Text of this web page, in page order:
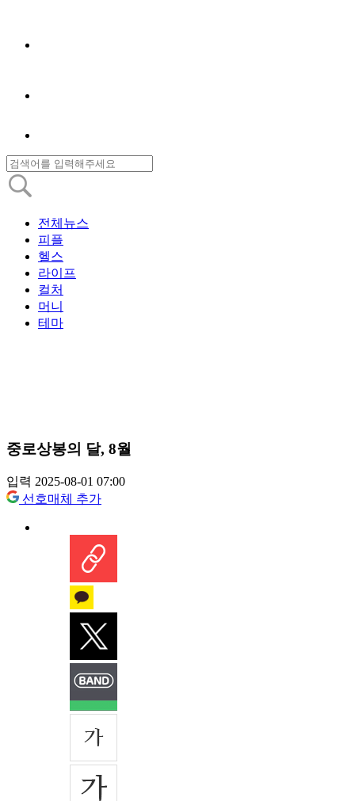
전체뉴스
피플
헬스
라이프
컬처
머니
테마
중로상봉의 달, 8월
입력 2025-08-01 07:00
선호매체 추가